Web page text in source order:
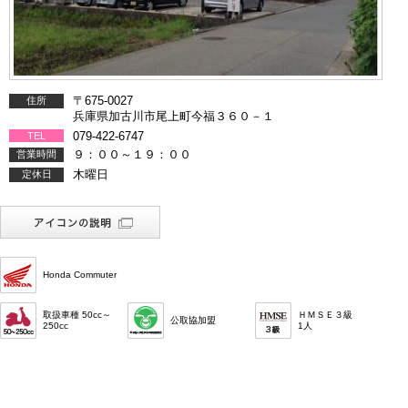
住所
〒675-0027
兵庫県加古川市尾上町今福３６０－１
TEL 079-422-6747
営業時間 ９：００～１９：００
定休日 木曜日
Honda Commuter
取扱車種 50cc～
250cc
公取協加盟
ＨＭＳＥ３級
1人